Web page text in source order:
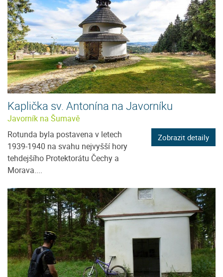
Kaplička sv. Antonína na Javorníku
Javorník na Šumavě
Rotunda byla postavena v letech
1939-1940 na svahu nejvyšší hory
tehdejšího Protektorátu Čechy a
Morava....
Zobrazit detaily